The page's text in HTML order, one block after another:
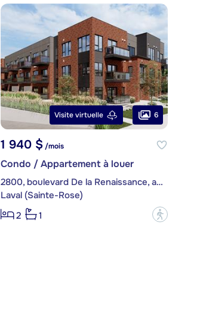
Visite virtuelle 6
1 940 $/mois
Condo / Appartement à louer
2800, boulevard De la Renaissance, app. 102
Laval (Sainte-Rose)
2
1 ?